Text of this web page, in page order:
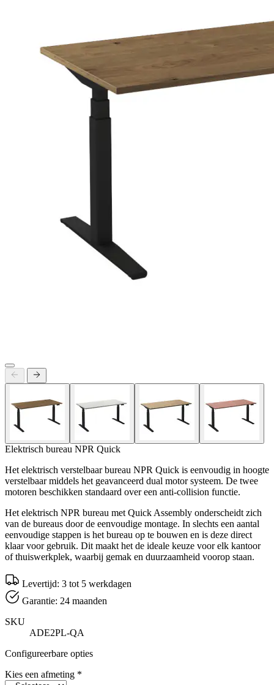
Elektrisch bureau NPR Quick
Het elektrisch verstelbaar bureau NPR Quick is eenvoudig in hoogte
verstelbaar middels het geavanceerd dual motor systeem. De twee
motoren beschikken standaard over een anti-collision functie.
Het elektrisch NPR bureau met Quick Assembly onderscheidt zich
van de bureaus door de eenvoudige montage. In slechts een aantal
eenvoudige stappen is het bureau op te bouwen en is deze direct
klaar voor gebruik. Dit maakt het de ideale keuze voor elk kantoor
of thuiswerkplek, waarbij gemak en duurzaamheid voorop staan.
Levertijd: 3 tot 5 werkdagen
Garantie: 24 maanden
SKU
ADE2PL-QA
Configureerbare opties
Kies een afmeting *